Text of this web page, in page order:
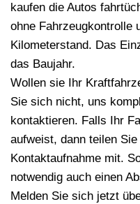
kaufen die Autos
ohne Fahrzeugkontrolle
Kilometerstand. Das
das Baujahr.
Wollen sie Ihr
Sie sich nicht, uns
kontaktieren. Falls Ihr
aufweist, dann teilen
Kontaktaufnahme mit.
notwendig auch einen
Melden Sie sich jetzt